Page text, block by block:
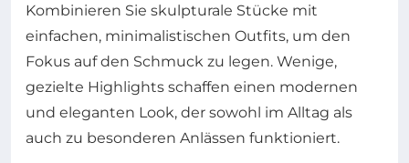
Kombinieren Sie skulpturale Stücke mit
einfachen, minimalistischen Outfits, um den
Fokus auf den Schmuck zu legen. Wenige,
gezielte Highlights schaffen einen modernen
und eleganten Look, der sowohl im Alltag als
auch zu besonderen Anlässen funktioniert.